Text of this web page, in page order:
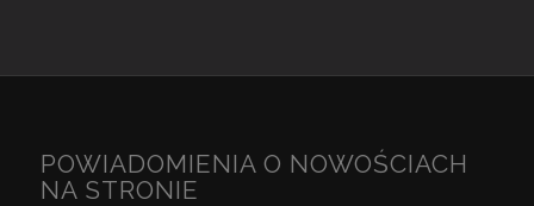
POWIADOMIENIA O NOWOŚCIACH
NA STRONIE